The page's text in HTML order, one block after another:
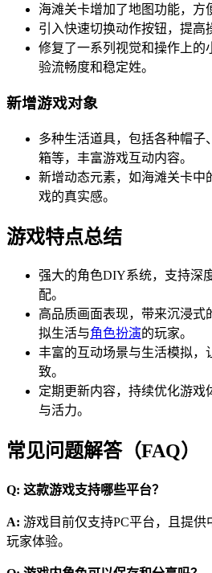
海滩关卡增加了地图功能，方
引入快速切换动作按钮，提高
修复了一系列视觉和操作上的
验流畅度和稳定姓。
新增游戏对象
多种生活道具，包括各种帽子
箱等，丰富游戏互动内容。
新增动态元素，如海滩关卡中
戏的真实感。
游戏特点总结
强大的角色DIY系统，支持深
配。
高品质画面表现，带来沉浸式
拟生活与角色扮演的玩家。
丰富的互动场景与生活模拟，
致。
定期更新内容，持续优化游戏
与活力。
常见问题解答（FAQ）
Q: 这款游戏支持哪些平台？
A: 游戏目前仅支持PC平台，且提
玩家体验。